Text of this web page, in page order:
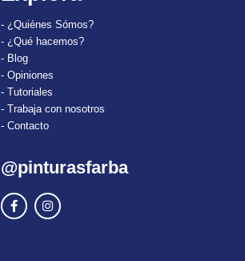
- ¿Quiénes Sómos?
- ¿Qué hacemos?
- Blog
- Opiniones
- Tutoriales
- Trabaja con nosotros
- Contacto
@pinturasfarba